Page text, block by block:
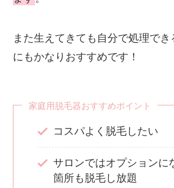
また生えてきても自分で処理で
にもかなりおすすめです！
家庭用脱毛器おすすめポイント
コスパよく脱毛したい
サロンではオプションに
箇所も脱毛し放題